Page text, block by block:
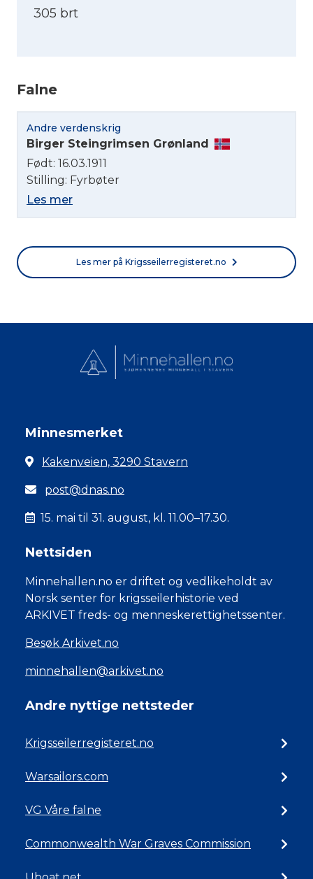
305 brt
Falne
Andre verdenskrig
Birger Steingrimsen Grønland
Født: 16.03.1911
Stilling: Fyrbøter
Les mer
Les mer på Krigsseilerregisteret.no
Minnesmerket
Kakenveien, 3290 Stavern
post@dnas.no
15. mai til 31. august, kl. 11.00–17.30.
Nettsiden
Minnehallen.no er driftet og vedlikeholdt av
Norsk senter for krigsseilerhistorie ved
ARKIVET freds- og menneskerettighetssenter.
Besøk Arkivet.no
minnehallen@arkivet.no
Andre nyttige nettsteder
Krigsseilerregisteret.no
Warsailors.com
VG Våre falne
Commonwealth War Graves Commission
Velg språk
English